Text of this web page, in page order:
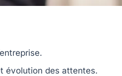
évolution des attentes.